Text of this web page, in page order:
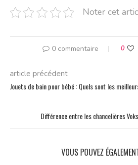
Noter cet
0 commentaire 0
article précédent
Jouets de bain pour bébé : Quels sont les
Différence entre les chancelières
VOUS POUVEZ